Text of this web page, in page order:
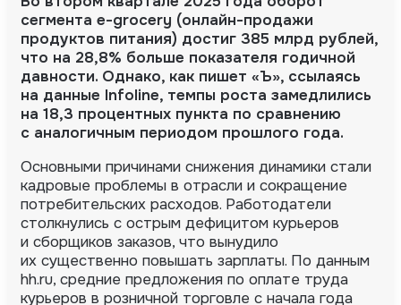
сегмента e-grocery (онлайн-продажи
продуктов питания) достиг 385 млрд рублей,
что на 28,8% больше показателя годичной
давности. Однако, как пишет «Ъ», ссылаясь
на данные Infoline, темпы роста замедлились
на 18,3 процентных пункта по сравнению
с аналогичным периодом прошлого года.
Основными причинами снижения динамики стали
кадровые проблемы в отрасли и сокращение
потребительских расходов. Работодатели
столкнулись с острым дефицитом курьеров
и сборщиков заказов, что вынудило
их существенно повышать зарплаты. По данным
hh.ru, средние предложения по оплате труда
курьеров в розничной торговле с начала года